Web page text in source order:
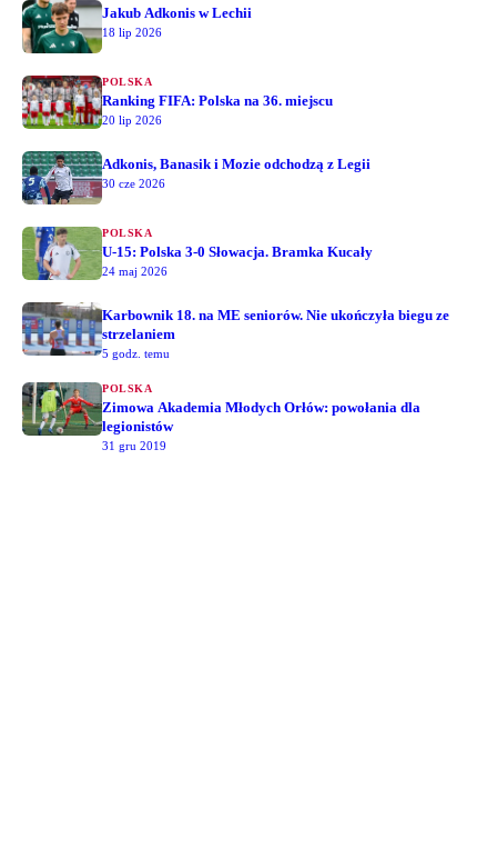
Jakub Adkonis w Lechii
18 lip 2026
POLSKA
Ranking FIFA: Polska na 36. miejscu
20 lip 2026
Adkonis, Banasik i Mozie odchodzą z Legii
30 cze 2026
POLSKA
U-15: Polska 3-0 Słowacja. Bramka Kucały
24 maj 2026
Karbownik 18. na ME seniorów. Nie ukończyła biegu ze
strzelaniem
5 godz. temu
POLSKA
Zimowa Akademia Młodych Orłów: powołania dla
legionistów
31 gru 2019